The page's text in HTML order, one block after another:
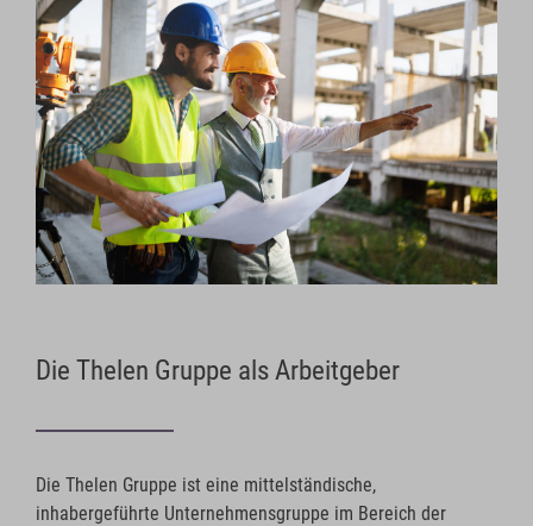
Die Thelen Gruppe als Arbeitgeber
Die Thelen Gruppe ist eine mittelständische,
inhabergeführte Unternehmensgruppe im Bereich der